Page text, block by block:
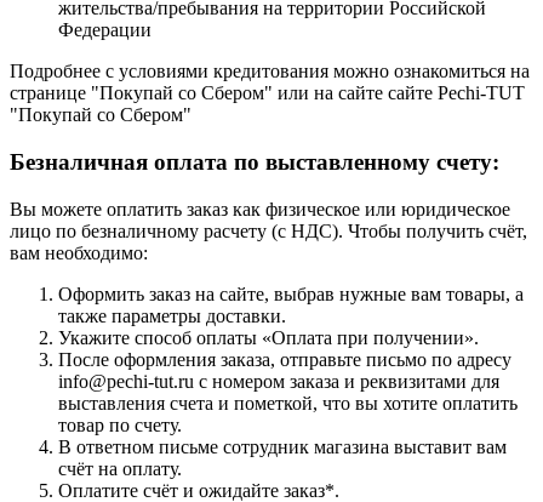
жительства/пребывания на территории Российской
Федерации
Подробнее с условиями кредитования можно ознакомиться на
странице "Покупай со Сбером" или на сайте сайте Pechi-TUT
"Покупай со Сбером"
Безналичная оплата по выставленному счету:
Вы можете оплатить заказ как физическое или юридическое
лицо по безналичному расчету (с НДС). Чтобы получить счёт,
вам необходимо:
Оформить заказ на сайте, выбрав нужные вам товары, а
также параметры доставки.
Укажите способ оплаты «Оплата при получении».
После оформления заказа, отправьте письмо по адресу
info@pechi-tut.ru с номером заказа и реквизитами для
выставления счета и пометкой, что вы хотите оплатить
товар по счету.
В ответном письме сотрудник магазина выставит вам
счёт на оплату.
Оплатите счёт и ожидайте заказ*.